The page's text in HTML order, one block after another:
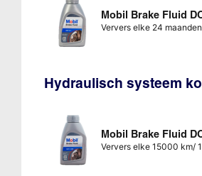
Mobil Brake Fluid
Ververs elke 24 maanden
Hydraulisch systeem
Mobil Brake Fluid
Ververs elke 15000 km/